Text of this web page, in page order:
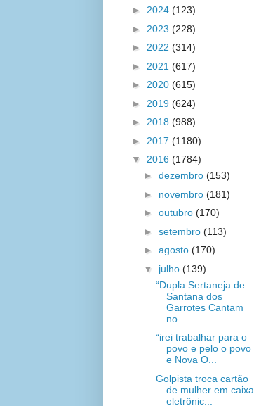
► 2024 (123)
► 2023 (228)
► 2022 (314)
► 2021 (617)
► 2020 (615)
► 2019 (624)
► 2018 (988)
► 2017 (1180)
▼ 2016 (1784)
► dezembro (153)
► novembro (181)
► outubro (170)
► setembro (113)
► agosto (170)
▼ julho (139)
“Dupla Sertaneja de
Santana dos
Garrotes Cantam
no...
“irei trabalhar para o
povo e pelo o povo
e Nova O...
Golpista troca cartão
de mulher em caixa
eletrônic...